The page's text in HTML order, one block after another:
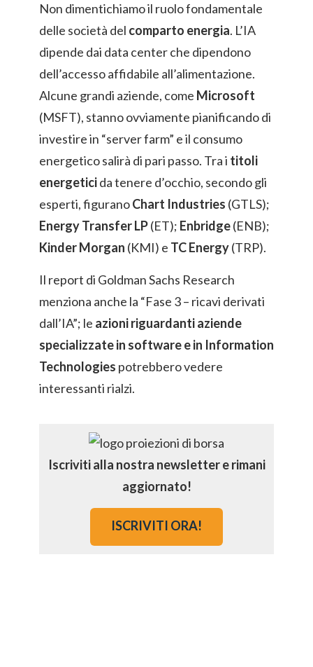
Non dimentichiamo il ruolo fondamentale
delle società del comparto energia. L’IA
dipende dai data center che dipendono
dell’accesso affidabile all’alimentazione.
Alcune grandi aziende, come Microsoft
(MSFT), stanno ovviamente pianificando di
investire in “server farm” e il consumo
energetico salirà di pari passo. Tra i titoli
energeticida tenere d’occhio, secondo gli
esperti, figuranoChart Industries (GTLS);
Energy Transfer LP(ET); Enbridge(ENB);
Kinder Morgan (KMI) e TC Energy(TRP).
Il report di Goldman Sachs Research
menziona anche la “Fase 3 – ricavi derivati
dall’IA”; le azioni riguardanti aziende
specializzate in software e in Information
Technologies potrebbero vedere
interessanti rialzi.
Iscriviti alla nostra newsletter e rimani
aggiornato!
ISCRIVITI ORA!